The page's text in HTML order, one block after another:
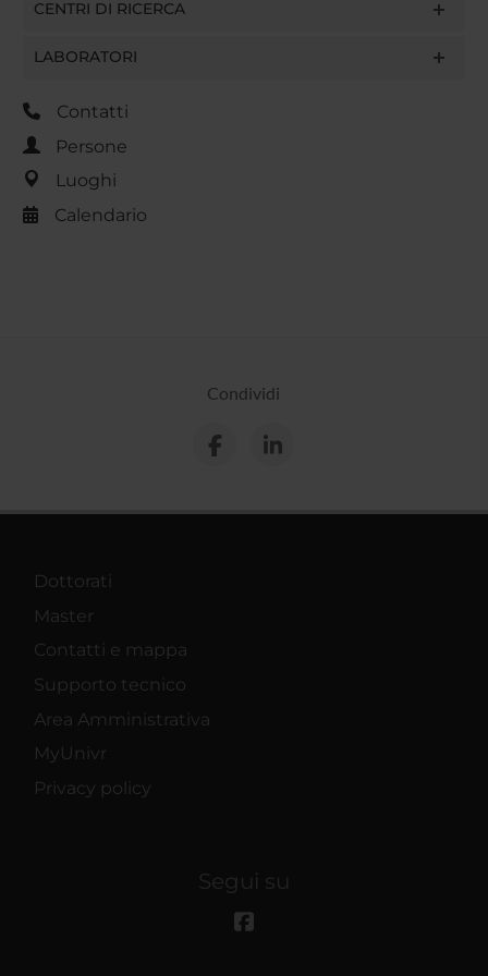
CENTRI DI RICERCA
LABORATORI
Contatti
Persone
Luoghi
Calendario
Condividi
Dottorati
Master
Contatti e mappa
Supporto tecnico
Area Amministrativa
MyUnivr
Privacy policy
Segui su